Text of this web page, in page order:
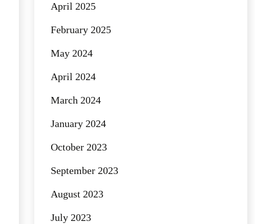
April 2025
February 2025
May 2024
April 2024
March 2024
January 2024
October 2023
September 2023
August 2023
July 2023